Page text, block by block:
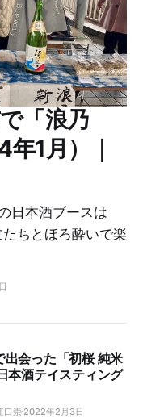
「浪乃
1月）｜
日本酒ブースは
たちとほろ酔いで楽
会った「初桜 純米
本酒テイスティング
口崇 2022年2月3日